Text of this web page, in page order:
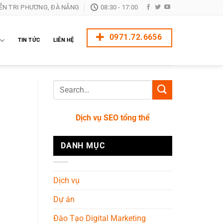
TRI PHƯƠNG, ĐÀ NẴNG 08:30 - 17:00
TIN TỨC LIÊN HỆ 0971.72.6656
Dịch vụ SEO tổng thể
DANH MỤC
Dịch vụ
Dự án
Đào Tạo Digital Marketing